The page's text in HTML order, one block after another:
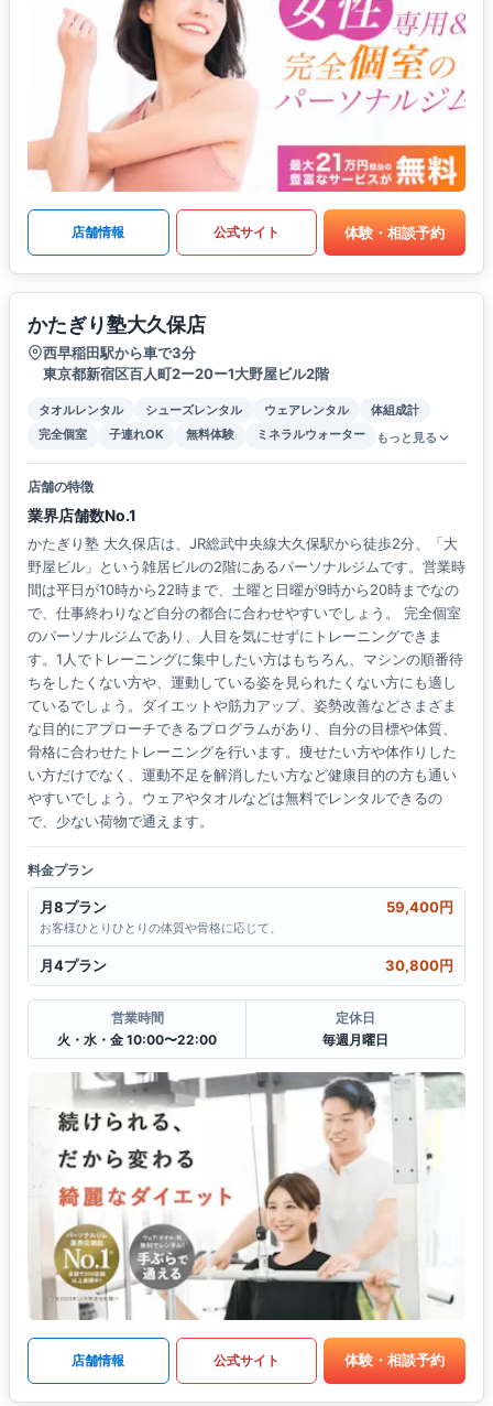
店舗情報 公式サイト 体験・相談予約
かたぎり塾大久保店
西早稲田駅から車で3分
東京都新宿区百人町2ー20ー1大野屋ビル2階
タオルレンタル シューズレンタル ウェアレンタル
体組成計
完全個室
子連れOK 無料体験 ミネラルウォーター もっと見る
店舗の特徴
業界店舗数No.1
かたぎり塾 大久保店は、JR総武中央線大久保駅から徒歩2分、「大
野屋ビル」という雑居ビルの2階にあるパーソナルジムです。営業時
間は平日が10時から22時まで、土曜と日曜が9時から20時までなの
で、仕事終わりなど自分の都合に合わせやすいでしょう。 完全個室
のパーソナルジムであり、人目を気にせずにトレーニングできま
す。1人でトレーニングに集中したい方はもちろん、マシンの順番待
ちをしたくない方や、運動している姿を見られたくない方にも適し
ているでしょう。ダイエットや筋力アップ、姿勢改善などさまざま
な目的にアプローチできるプログラムがあり、自分の目標や体質、
骨格に合わせたトレーニングを行います。痩せたい方や体作りした
い方だけでなく、運動不足を解消したい方など健康目的の方も通い
やすいでしょう。ウェアやタオルなどは無料でレンタルできるの
で、少ない荷物で通えます。
料金プラン
月8プラン 59,400円
お客様ひとりひとりの体質や骨格に応じて、
月4プラン 30,800円
営業時間
火・水・金 10:00〜22:00
定休日
毎週月曜日
店舗情報 公式サイト 体験・相談予約